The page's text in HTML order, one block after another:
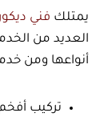
يمتلك فني
العديد من
أنواعها ومن
تركيب